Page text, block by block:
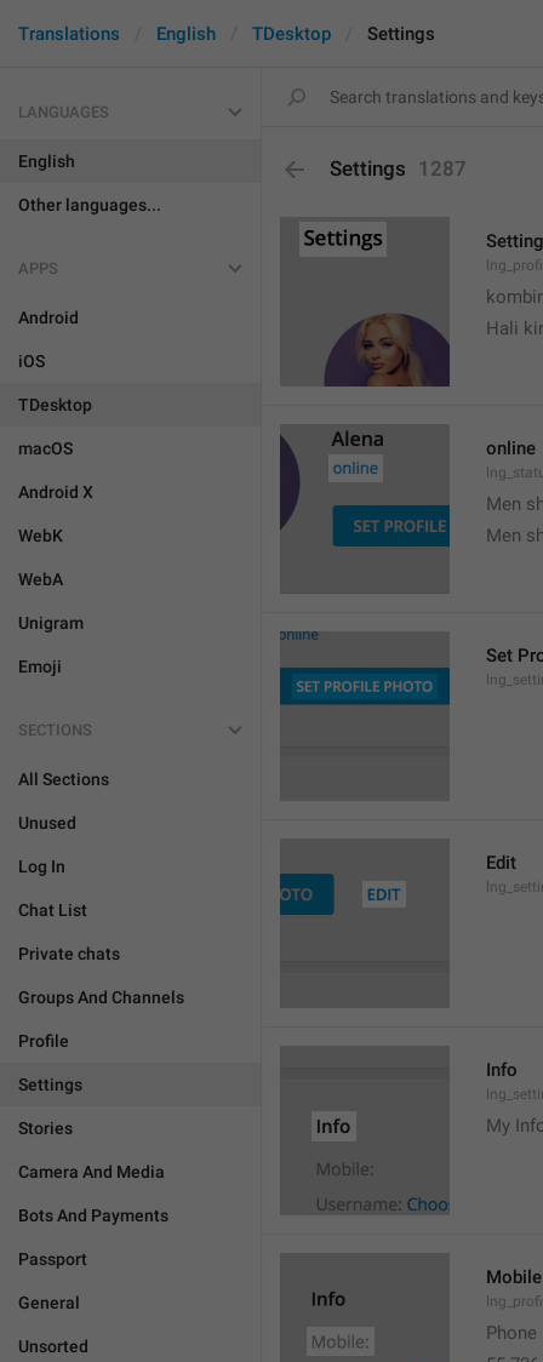
Translations English TDesktop Settings
LANGUAGES
English
Other languages...
APPS
Android
iOS
TDesktop
macOS
Android X
WebK
WebA
Unigram
Emoji
SECTIONS
All Sections
Unused
Log In
Chat List
Private chats
Groups And Channels
Profile
Settings
Stories
Camera And Media
Bots And Payments
Passport
General
Unsorted
Settings 1287
Hali
online
Men
Men
Set
Edit
Info
My